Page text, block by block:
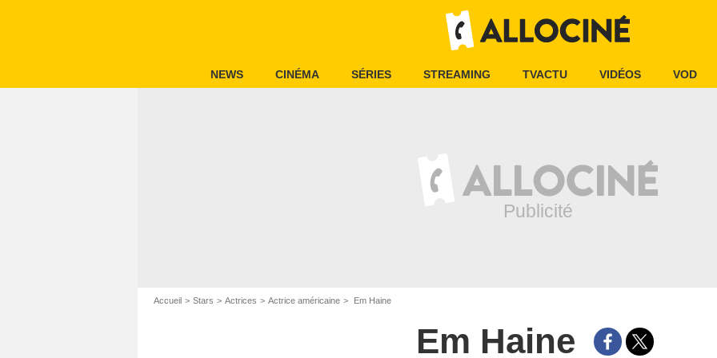
NEWS CINÉMA SÉRIES STREAMING TVACTU VIDÉOS VOD
Accueil Stars Actrices Actrice américaine Em Haine
Em Haine